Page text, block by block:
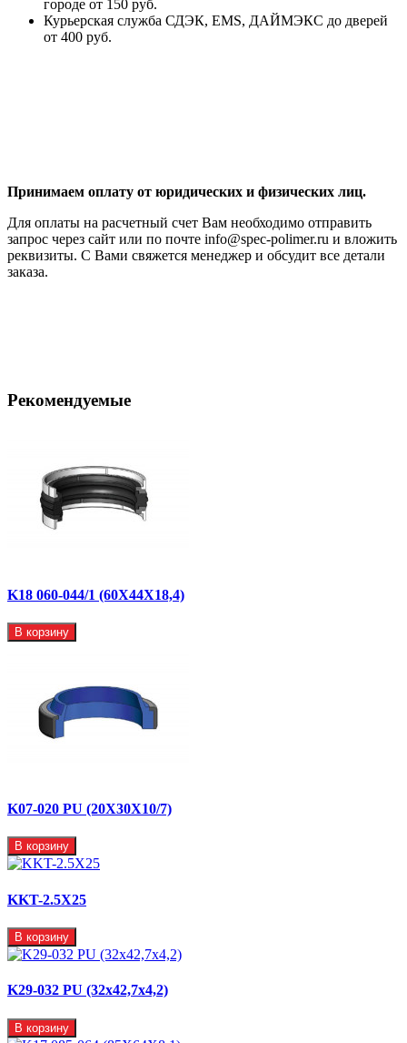
городе от 150 руб.
Курьерская служба СДЭК, EMS, ДАЙМЭКС до дверей
от 400 руб.
Принимаем оплату от юридических и физических лиц.
Для оплаты на расчетный счет Вам необходимо отправить
запрос через сайт или по почте info@spec-polimer.ru и вложить
реквизиты. С Вами свяжется менеджер и обсудит все детали
заказа.
Рекомендуемые
K18 060-044/1 (60X44X18,4)
В корзину
K07-020 PU (20X30X10/7)
В корзину
KKT-2.5X25
В корзину
K29-032 PU (32x42,7x4,2)
В корзину